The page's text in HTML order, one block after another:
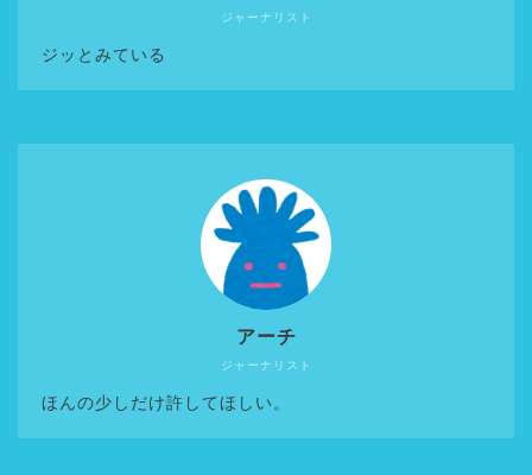
ジャーナリスト
ジッとみている
ジャーナリスト
アーチ
ほんの少しだけ許してほしい。